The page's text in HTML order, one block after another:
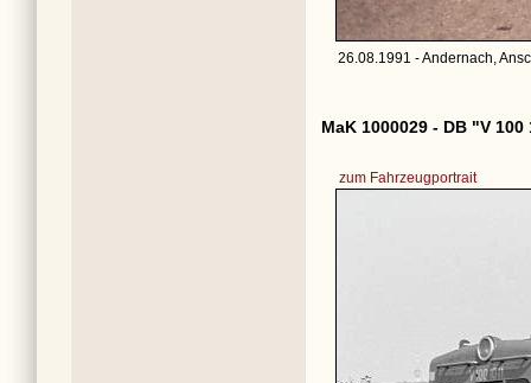
26.08.1991 - Andernach,
MaK 1000029 - DB "V 100
zum Fahrzeugportrait